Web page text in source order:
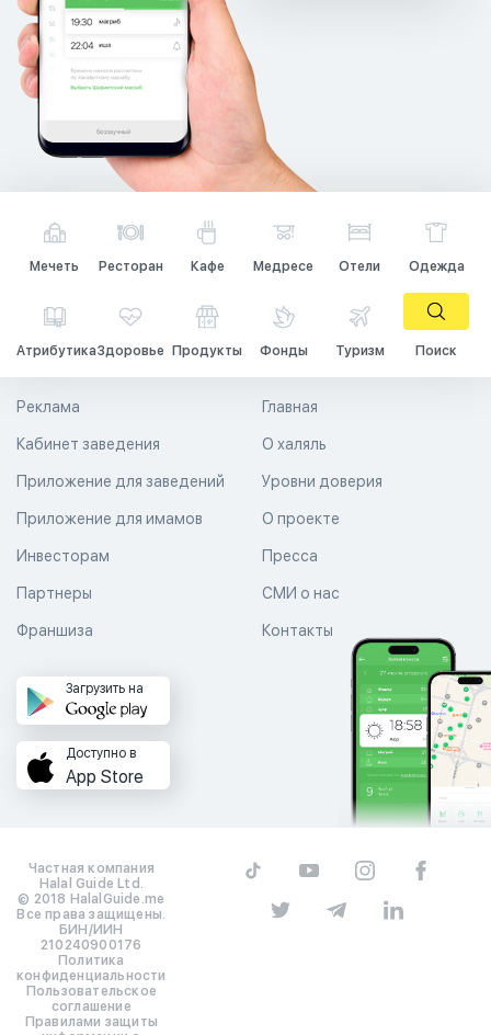
Мечеть Ресторан Кафе Медресе Отели Одежда
АтрибутикаЗдоровье Продукты Фонды Туризм Поиск
Главная
О халяль
Уровни доверия
Реклама
Кабинет заведения
Приложение для заведений
Приложение для имамов О проекте
Пресса
СМИ о нас
Контакты
Инвесторам
Партнеры
Франшиза
Загрузить на
Доступно в
App Store
Частная компания
Halal Guide Ltd.
© 2018 HalalGuide.me
Все права защищены.
БИН/ИИН
210240900176
Политика
конфиденциальности
Пользовательское
соглашение
Правилами защиты